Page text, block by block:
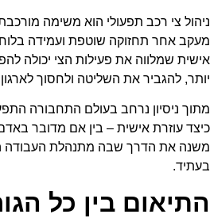
ניהול צי רכב תפעולי הוא משימה
מעקב אחר תחזוקה שוטפת ועמידה
אישית שמלווה את פעילות הצי יכולה
יותר, להגביר את השליטה ולחסוך לארגון
מתוך ניסיון נרחב בעולם התחבורה
כיצד עוזרת אישית – בין אם מדובר
משנה את הדרך שבה מתנהלת העבודה
בעתיד.
התיאום בין כל